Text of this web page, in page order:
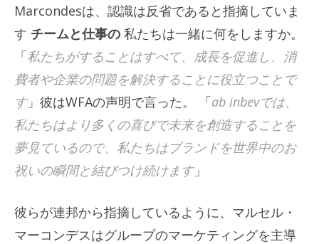
Marcondesは、認識は反省であると指摘していま
す チームと仕事の 私たちは一緒に何をしますか。
「私たちがすることはすべて、成長を促進し、消
費者や企業の問題を​​解決することに役立つことで
す」彼はWFAの声明で言った。 「ab inbevでは、
私たちはより多くの喜びで未来を創造することを
夢見ているので、私たちはブランドを世界中のお
祝いの瞬間と結びつけ続けます」
彼らが連邦から指摘しているように、マルセル・
マーコンデスはグループのマーケティングを主導